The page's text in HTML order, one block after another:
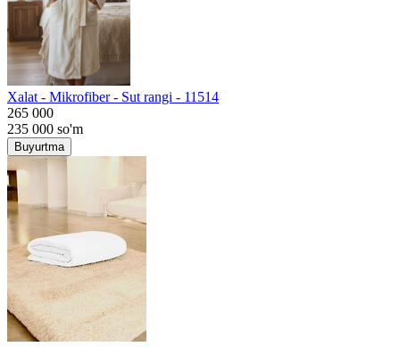
Хalat - Mikrofiber - Sut rangi - 11514
265 000
235 000 so'm
Buyurtma